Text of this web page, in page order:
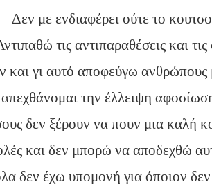
Δεν με ενδιαφέρει ούτε το
τις αντιπαραθέσεις και τις
γι αυτό αποφεύγω ανθρώπους
απεχθάνομαι την έλλειψη
δεν ξέρουν να πουν μια καλή
και δεν μπορώ να αποδεχθώ
δεν έχω υπομονή για όποιον